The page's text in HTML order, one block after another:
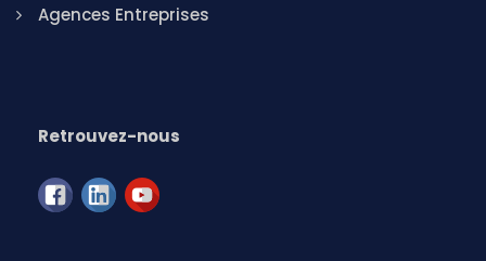
Agences Entreprises
Retrouvez-nous